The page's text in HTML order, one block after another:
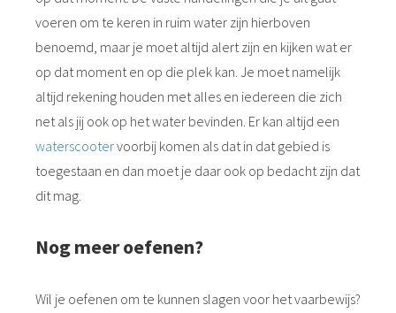
voeren om te keren in ruim water zijn hierboven
benoemd, maar je moet altijd alert zijn en kijken wat er
op dat moment en op die plek kan. Je moet namelijk
altijd rekening houden met alles en iedereen die zich
net als jij ook op het water bevinden. Er kan altijd een
waterscootervoorbij komen als dat in dat gebied is
toegestaan en dan moet je daar ook op bedacht zijn dat
dit mag.
Nog meer oefenen?
Wil je oefenen om te kunnen slagen voor het vaarbewijs?